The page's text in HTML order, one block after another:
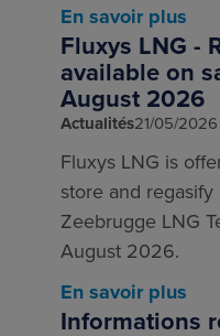
En savoir plus
Fluxys LNG -
available on
August 2026
Actualités21/05/2026
Fluxys LNG is
store and
Zeebrugge LNG
August 2026.
En savoir plus
Informations